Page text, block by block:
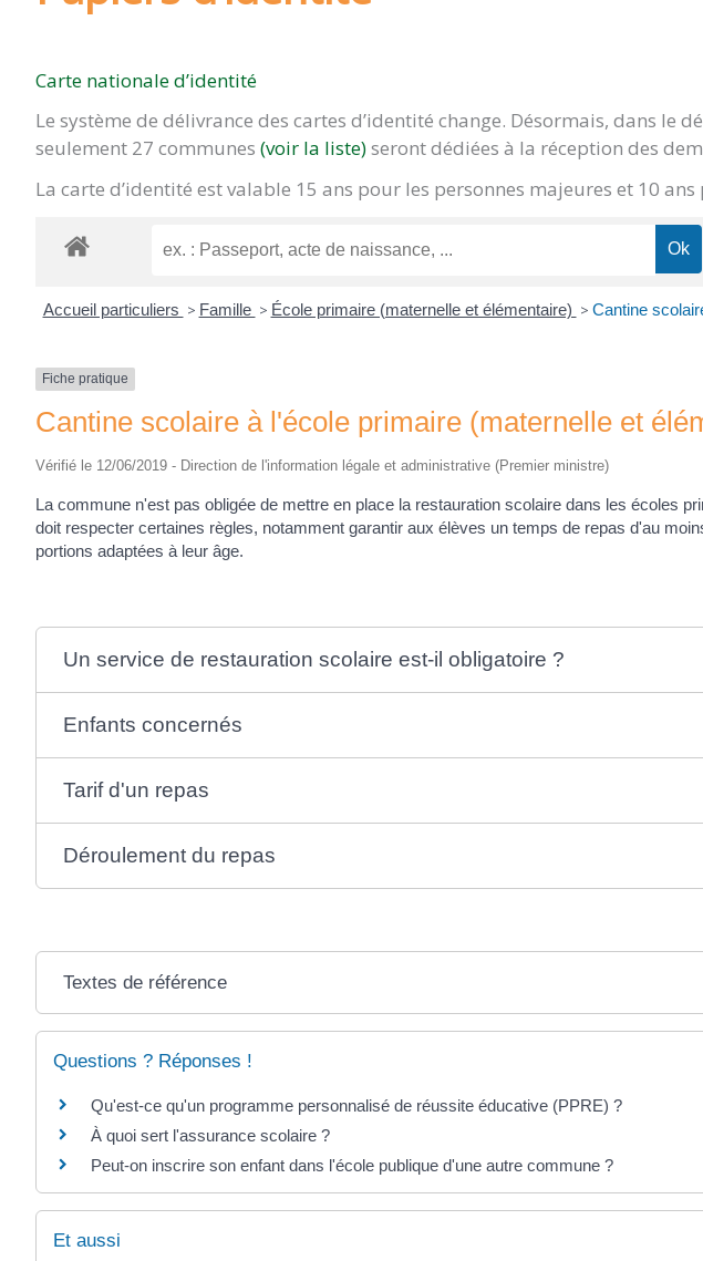
Carte nationale d’identité
Le système de délivrance des cartes d’identité change. Désormais, dans le
seulement 27 communes (voir la liste)seront dédiées à la réception des
La carte d’identité est valable 15 ans pour les personnes majeures et 10
Accueil particuliers > Famille > École primaire (maternelle et élémentaire) > Cantine
Fiche pratique
Cantine scolaire à l'école primaire (maternelle et
Vérifié le 12/06/2019 - Direction de l'information légale et administrative (Premier ministre)
La commune n'est pas obligée de mettre en place la restauration scolaire dans les écoles
doit respecter certaines règles, notamment garantir aux élèves un temps de repas d'au
portions adaptées à leur âge.
Un service de restauration scolaire est-il obligatoire ?
Enfants concernés
Tarif d'un repas
Déroulement du repas
Textes de référence
Questions ? Réponses !
Qu'est-ce qu'un programme personnalisé de réussite éducative (PPRE) ?
À quoi sert l'assurance scolaire ?
Peut-on inscrire son enfant dans l'école publique d'une autre commune ?
Et aussi